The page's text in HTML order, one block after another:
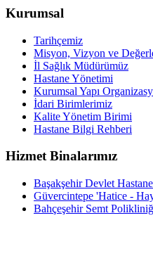
Kurumsal
Tarihçemiz
Misyon, Vizyon ve
İl Sağlık Müdürümüz
Hastane Yönetimi
Kurumsal Yapı
İdari Birimlerimiz
Kalite Yönetim Birimi
Hastane Bilgi Rehberi
Hizmet Binalarımız
Başakşehir Devlet
Güvercintepe 'Hatice -
Bahçeşehir Semt